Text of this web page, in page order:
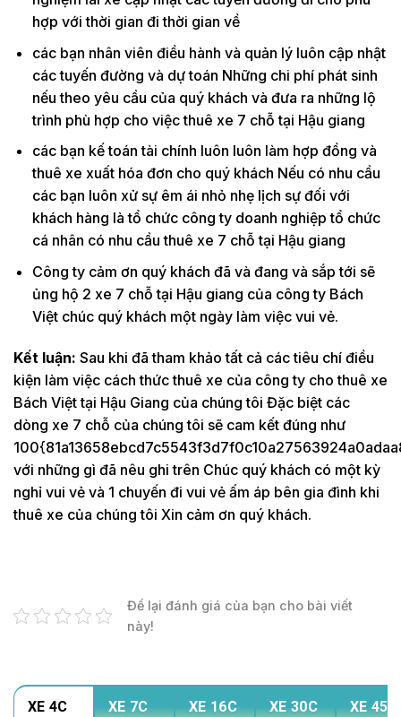
hợp với thời gian đi thời gian về
các bạn nhân viên điều hành và quản lý luôn cập nhật
các tuyến đường và dự toán Những chi phí phát sinh
nếu theo yêu cầu của quý khách và đưa ra những lộ
trình phù hợp cho việc thuê xe 7 chỗ tại Hậu giang
các bạn kế toán tài chính luôn luôn làm hợp đồng và
thuê xe xuất hóa đơn cho quý khách Nếu có nhu cầu
các bạn luôn xử sự êm ái nhỏ nhẹ lịch sự đối với
khách hàng là tổ chức công ty doanh nghiệp tổ chức
cá nhân có nhu cầu thuê xe 7 chỗ tại Hậu giang
Công ty cảm ơn quý khách đã và đang và sắp tới sẽ
ủng hộ 2 xe 7 chỗ tại Hậu giang của công ty Bách
Việt chúc quý khách một ngày làm việc vui vẻ.
Kết luận: Sau khi đã tham khảo tất cả các tiêu chí điều
kiện làm việc cách thức thuê xe của công ty cho thuê xe
Bách Việt tại Hậu Giang của chúng tôi Đặc biệt các
dòng xe 7 chỗ của chúng tôi sẽ cam kết đúng như
với những gì đã nêu ghi trên Chúc quý khách có một kỳ
nghỉ vui vẻ và 1 chuyến đi vui vẻ ấm áp bên gia đình khi
thuê xe của chúng tôi Xin cảm ơn quý khách.
Để lại đánh giá của bạn cho bài viết
này!
XE 4C XE 7C XE 16C XE 30C XE 45C